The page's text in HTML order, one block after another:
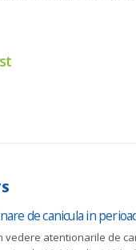
de canicula in
vedere atentionarile de